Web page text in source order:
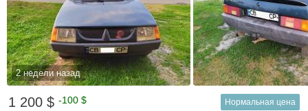
2 недели назад
1 200 $ -100 $ Нормальная цена